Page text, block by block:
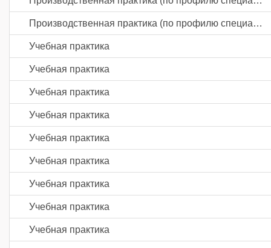
Производственная практика (по профилю специальности)
Учебная практика
Учебная практика
Учебная практика
Учебная практика
Учебная практика
Учебная практика
Учебная практика
Учебная практика
Учебная практика